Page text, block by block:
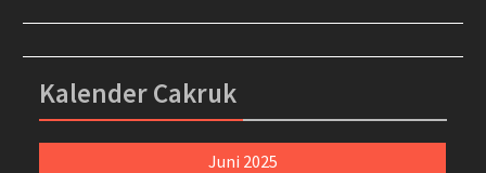
Kalender Cakruk
Juni 2025